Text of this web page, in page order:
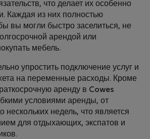
что делает их особенно
Каждая из них полностью
вы могли быстро заселиться, не
арендой или
мебель.
упростить подключение услуг и
на переменные расходы. Кроме
аренду в Cowes
условиями аренды, от
нескольких недель, что является
для отдыхающих, экспатов и